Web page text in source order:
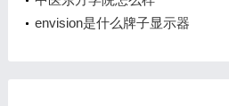
envision是什么牌子显示器